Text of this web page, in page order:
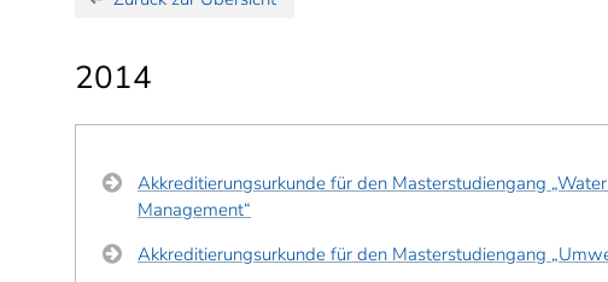
2014
Akkreditierungsurkunde für den Masterstudiengang
Management“
Akkreditierungsurkunde für den Masterstudiengang